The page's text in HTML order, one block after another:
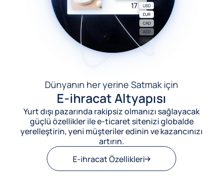
Dünyanın her yerine Satmak için
E-ihracat Altyapısı
Yurt dışı pazarında rakipsiz olmanızı sağlayacak
güçlü özellikler ile e-ticaret sitenizi globalde
yerelleştirin, yeni müşteriler edinin ve kazancınızı
artırın.
E-ihracat Özellikleri